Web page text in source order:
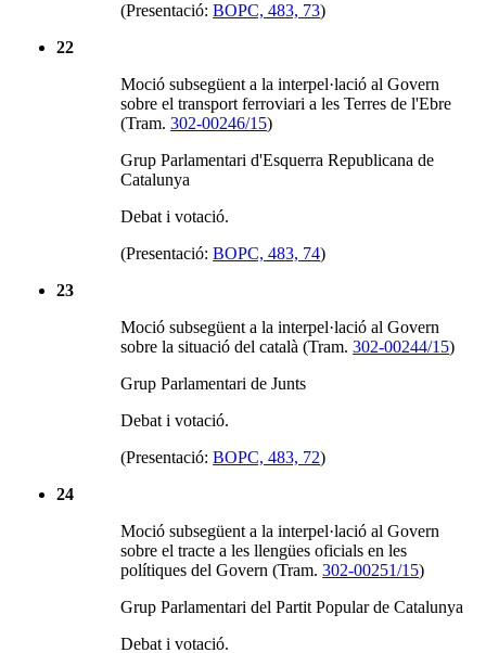
(Presentació:BOPC, 483, 73)
22
Moció subsegüent a la interpel·lació al Govern
sobre el transport ferroviari a les Terres de l'Ebre
(Tram.302-00246/15)
Grup Parlamentari d'Esquerra Republicana de
Catalunya
Debat i votació.
(Presentació:BOPC, 483, 74)
23
Moció subsegüent a la interpel·lació al Govern
sobre la situació del català (Tram.302-00244/15)
Grup Parlamentari de Junts
Debat i votació.
(Presentació:BOPC, 483, 72)
24
Moció subsegüent a la interpel·lació al Govern
sobre el tracte a les llengües oficials en les
polítiques del Govern (Tram.302-00251/15)
Grup Parlamentari del Partit Popular de Catalunya
Debat i votació.